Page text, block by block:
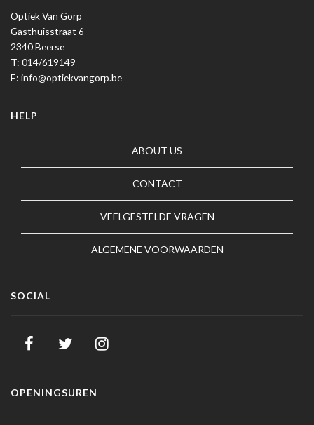
Optiek Van Gorp
Gasthuisstraat 6
2340 Beerse
T: 014/619149
E: info@optiekvangorp.be
HELP
ABOUT US
CONTACT
VEELGESTELDE VRAGEN
ALGEMENE VOORWAARDEN
SOCIAL
OPENINGSUREN